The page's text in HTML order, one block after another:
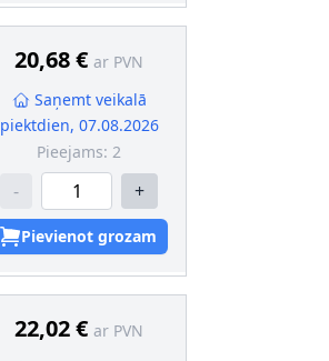
20,68 € ar PVN
Saņemt veikalā
piektdien, 07.08.2026
Pieejams: 2
- +
Pievienot grozam
22,02 € ar PVN